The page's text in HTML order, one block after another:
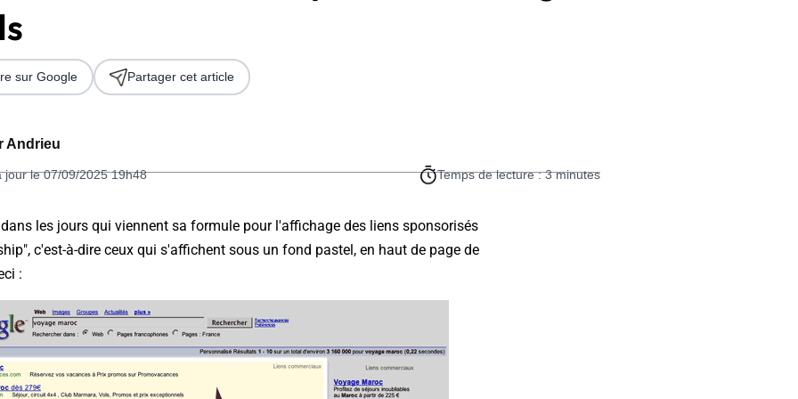
Andrieu
jour le 07/09/2025 19h48 Temps de lecture : 3 minutes
sur Google Partager cet article
les jours qui viennent sa formule pour l'affichage des liens sponsorisés
c'est-à-dire ceux qui s'affichent sous un fond pastel, en haut de page de
: